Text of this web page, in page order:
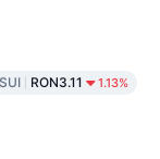
SUI RON3.11 1.13%